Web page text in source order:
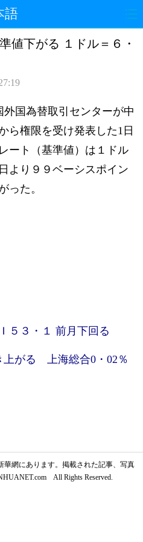
語
治 経済
論 写真
値下がる １ドル＝６・
国為替取引センターが中
ら権限を受け発表した1日
ート（基準値）は１ドル
より９９ベーシスポイン
った。
５３・１ 前月下回る
上がる 上海総合0・02％
華網にあります。掲載された記事、写真
All Rights Reserved.